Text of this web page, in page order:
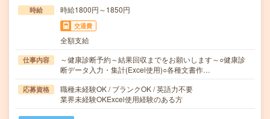
時給 時給1800円～1850円
交通費
全額支給
仕事内容
～健康診断予約～結果回収までをお願いします～○健康診
断データ入力・集計(Excel使用)○各種文書作…
応募資格
職種未経験OK / ブランクOK / 英語力不要
業界未経験OKExcel使用経験のある方